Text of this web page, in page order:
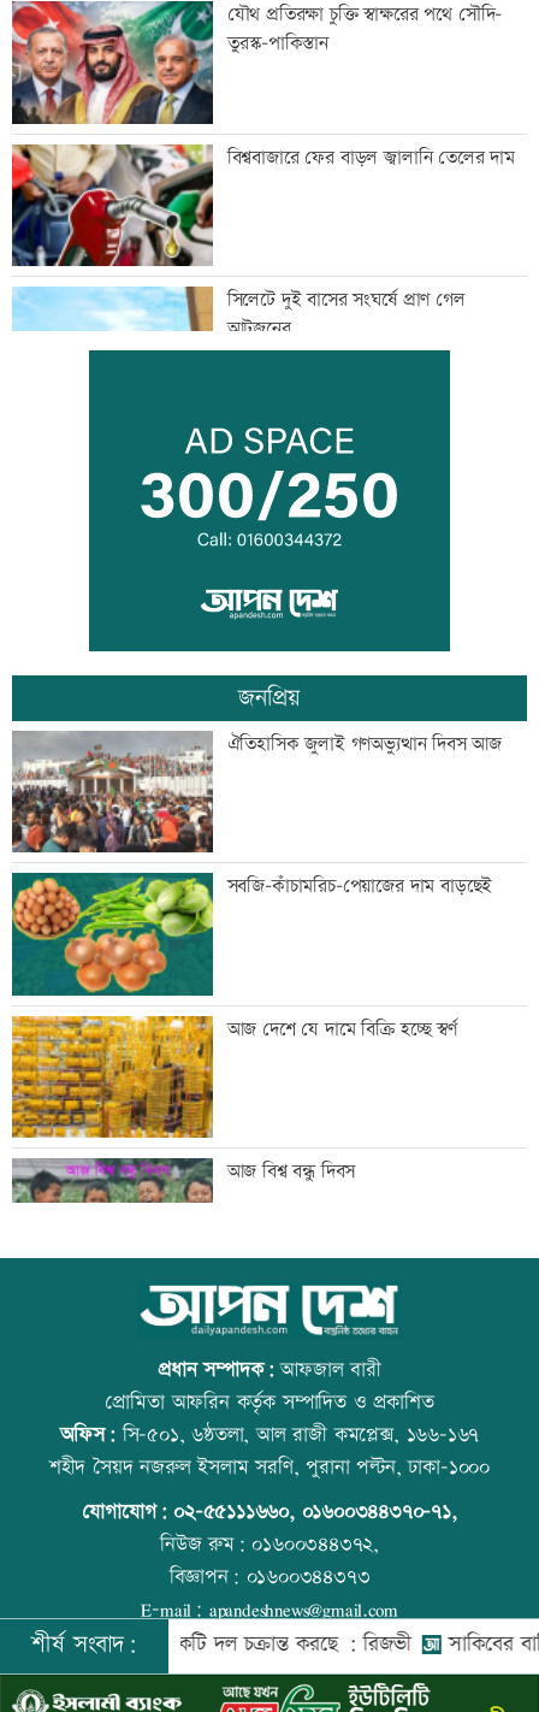
যৌথ প্রতিরক্ষা চুক্তি স্বাক্ষরের পথে সৌদি-
তুরস্ক-পাকিস্তান
বিশ্ববাজারে ফের বাড়ল জ্বালানি তেলের দাম
সিলেটে দুই বাসের সংঘর্ষে প্রাণ গেল
আটজনের
দুপুরের মধ্যে ঝোড়ো হাওয়াসহ বজ্রবৃষ্টি হতে
পারে যেসব অঞ্চলে
ডিএমপির ১২ ঊর্ধ্বতন কর্মকর্তাকে বদলি
জন্মসূত্রে নাগরিকত্ব সীমিত করতে ট্রাম্পের
নতুন নির্বাহী আদেশ
টেলিভিশনে আজকের যত খেলা
শুক্রবার রাজধানীর যেসব মার্কেট-দর্শনীয় স্থান
বন্ধ
সাতসকালে সড়কে ঝরল ছয় প্রাণ
আজ দেশে স্বর্ণের ভরি কত
শ্বশুরের শাহাদতবার্ষিকীর দোয়া মাহফিলে
প্রধানমন্ত্রী
প্রাইম মিনিস্টার গোল্ডকাপ ফুটবল টুর্নামেন্টে
সংঘর্ষ, আহত ২৪
জনপ্রিয়
ঐতিহাসিক জুলাই গণঅভ্যুত্থান দিবস আজ
সবজি-কাঁচামরিচ-পেয়াজের দাম বাড়ছেই
আজ দেশে যে দামে বিক্রি হচ্ছে স্বর্ণ
আজ বিশ্ব বন্ধু দিবস
স্কুল ছাত্রীকে দলবদ্ধ ধর্ষণসহ ভিডিও ধারণ
প্রতিমন্ত্রীকে ঘিরে ভাইরাল ভিডিওতে ছবি
জুড়ে অপপ্রচার: এলিন
কোরআন-হাদিসে নামাজ না পড়ার শাস্তি
প্রধান সম্পাদক:আফজাল বারী
প্রোমিতা আফরিন কর্তৃক সম্পাদিত ও প্রকাশিত
অফিস:সি-৫০১, ৬ষ্ঠতলা, আল রাজী কমপ্লেক্স, ১৬৬-১৬৭
শহীদ সৈয়দ নজরুল ইসলাম সরণি, পুরানা পল্টন, ঢাকা-১০০০
যোগাযোগ: ০২-৫৫১১১৬৬০, ০১৬০০৩৪৪৩৭০-৭১,
নিউজ রুম:০১৬০০৩৪৪৩৭২,
বিজ্ঞাপন: ০১৬০০৩৪৪৩৭৩
E-mail: apandeshnews@gmail.com
©২০২৬ |আপন দেশ ডটকমকর্তৃক সর্বসত্ব ® সংরক্ষিত | উন্নয়নে
ইমিথমেকারস.কম
শীর্ষ সংবাদ:
বিরুদ্ধে একটি দল চক্রান্ত করছে : রিজভী সাকিবের বাড়িতে